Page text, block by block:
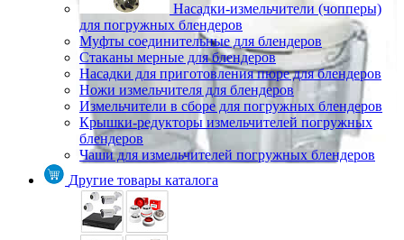
Насадки-измельчители (чопперы)
для погружных блендеров
Муфты соединительные для блендеров
Стаканы мерные для блендеров
Насадки для приготовления пюре для блендеров
Ножи измельчителя для блендеров
Измельчители в сборе для погружных блендеров
Крышки-редукторы измельчителей погружных
блендеров
Чаши для измельчителей погружных блендеров
Другие товары каталога